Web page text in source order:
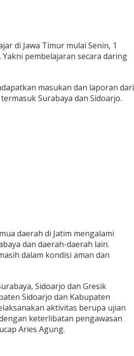
di Jawa Timur mulai Senin, 1
pembelajaran secara daring
masukan dan laporan dari
Surabaya dan Sidoarjo.
daerah di Jatim mengalami
dan daerah-daerah lain.
dalam kondisi aman dan
Sidoarjo dan Gresik
Sidoarjo dan Kabupaten
aktivitas berupa ujian
keterlibatan pengawasan
Aries Agung.